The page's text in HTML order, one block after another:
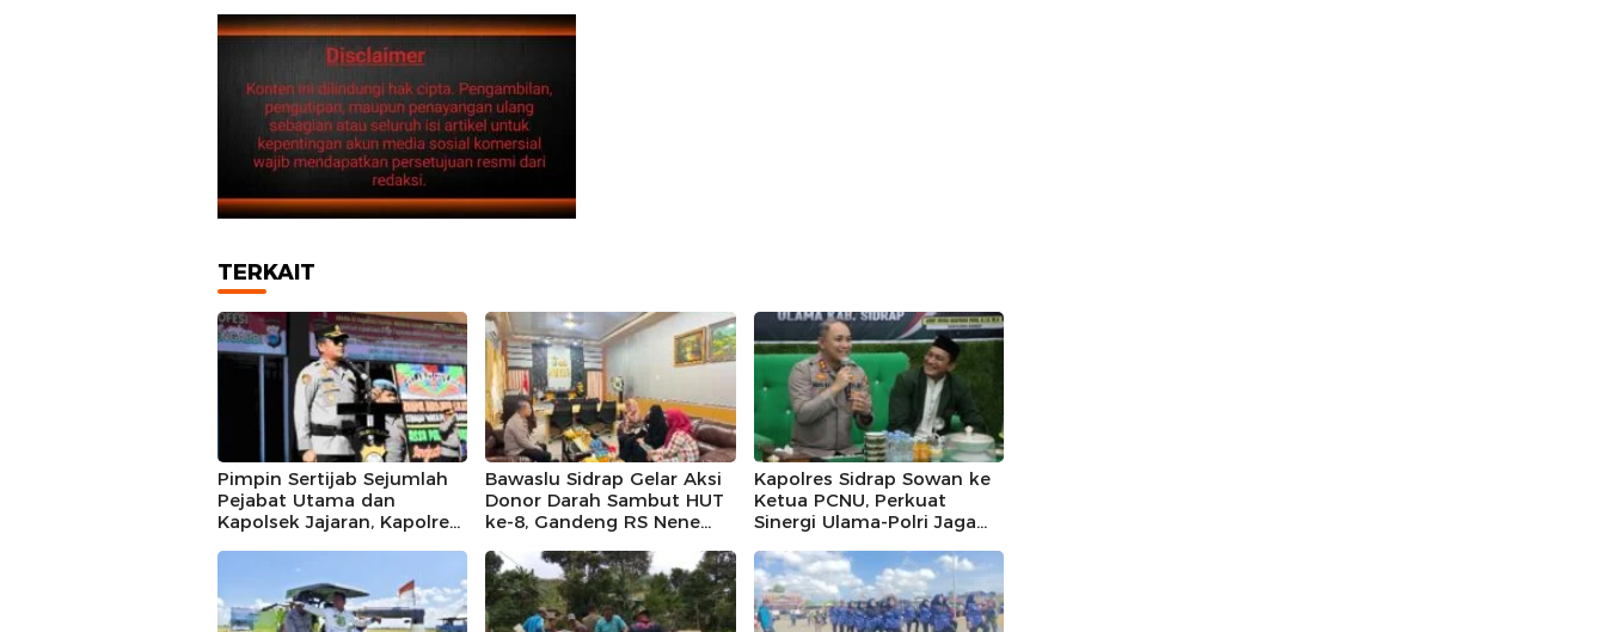
TERKAIT
Pimpin Sertijab Sejumlah
Pejabat Utama dan
Kapolsek Jajaran, Kapolres
Bawaslu Sidrap Gelar Aksi
Donor Darah Sambut HUT
ke-8, Gandeng RS Nene
Kapolres Sidrap Sowan ke
Ketua PCNU, Perkuat
Sinergi Ulama-Polri Jaga